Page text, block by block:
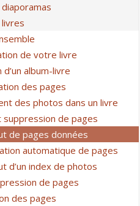
de votre livre
album-livre
des pages
des photos dans un livre
suppression de pages
de pages données
automatique de pages
d’un index de photos
de pages
des pages